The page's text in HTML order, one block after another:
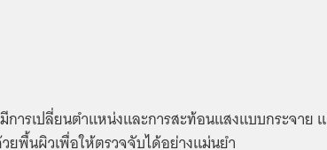
การเปลี่ยนตำแหน่งและการสะท้อนแสงแบบกระจาย
ยพื้นผิวเพื่อให้ตรวจจับได้อย่างแม่นยำ